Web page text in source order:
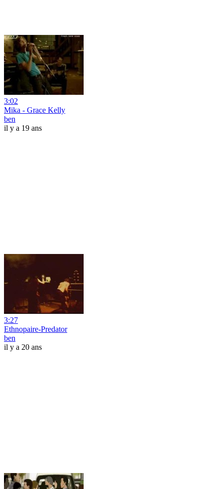
3:02
Mika - Grace Kelly
ben
il y a 19 ans
3:27
Ethnopaire-Predator
ben
il y a 20 ans